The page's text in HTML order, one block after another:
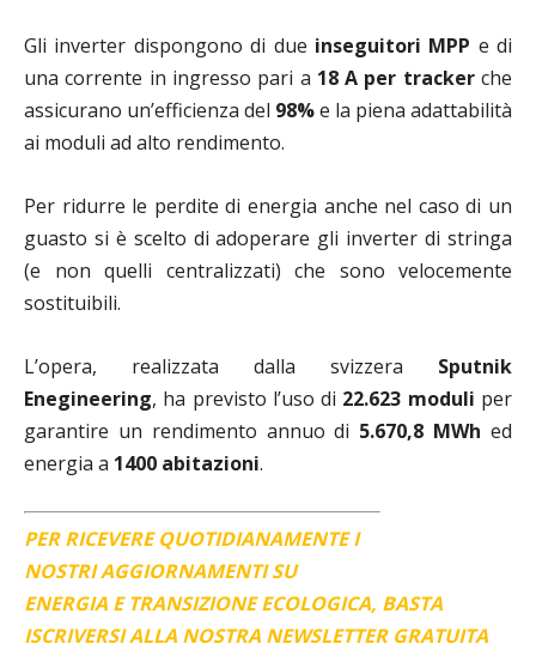
Gli inverter dispongono di due inseguitori MPP e di
una corrente in ingresso pari a 18 A per trackerche
assicurano un’efficienza del 98%e la piena adattabilità
ai moduli ad alto rendimento.
Per ridurre le perdite di energia anche nel caso di un
guasto si è scelto di adoperare gli inverter di stringa
(e non quelli centralizzati) che sono velocemente
sostituibili.
L’opera, realizzata dalla svizzera Sputnik
Enegineering, ha previsto l’uso di 22.623 moduli per
garantire un rendimento annuo di 5.670,8 MWh ed
energia a 1400 abitazioni.
PER RICEVERE QUOTIDIANAMENTE I
NOSTRI AGGIORNAMENTI SU
ENERGIA E TRANSIZIONE ECOLOGICA, BASTA
ISCRIVERSI ALLA NOSTRA NEWSLETTER GRATUITA